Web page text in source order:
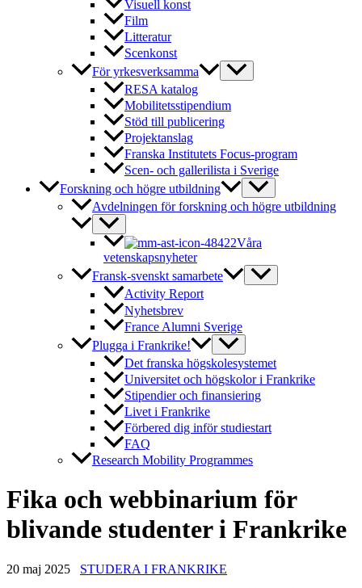
Visuell konst
Film
Litteratur
Scenkonst
För yrkesverksamma
RESA katalog
Mobilitetsstipendium
Stöd till publicering
Projektanslag
Franska Institutets Focus-program
Scen- och gallerilista i Sverige
Forskning och högre utbildning
Avdelningen för forskning och högre utbildning
Våra
vetenskapsnyheter
Fransk-svenskt samarbete
Activity Report
Nyhetsbrev
France Alumni Sverige
Plugga i Frankrike!
Det franska högskolesystemet
Universitet och högskolor i Frankrike
Stipendier och finansiering
Livet i Frankrike
Förbered dig inför studiestart
FAQ
Research Mobility Programmes
Fika och webbinarium för
blivande studenter i Frankrike
20 maj 2025
STUDERA I FRANKRIKE